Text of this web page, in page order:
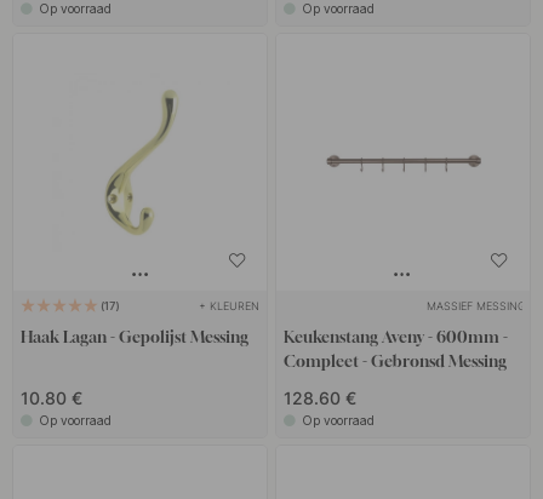
Op voorraad Op voorraad
17 + KLEUREN
Haak Lagan - Gepolijst Messing
10.80 €
Op voorraad
MASSIEF MESSING
Keukenstang Aveny - 600mm -
Compleet - Gebronsd Messing
128.60 €
Op voorraad